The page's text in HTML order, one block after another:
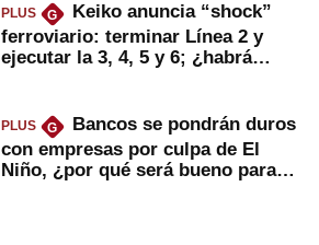
PLUS G
Keiko anuncia “shock”
ferroviario: terminar Línea 2 y
ejecutar la 3, 4, 5 y 6; ¿habrá
PLUS G
Bancos se pondrán duros
con empresas por culpa de El
Niño, ¿por qué será bueno para